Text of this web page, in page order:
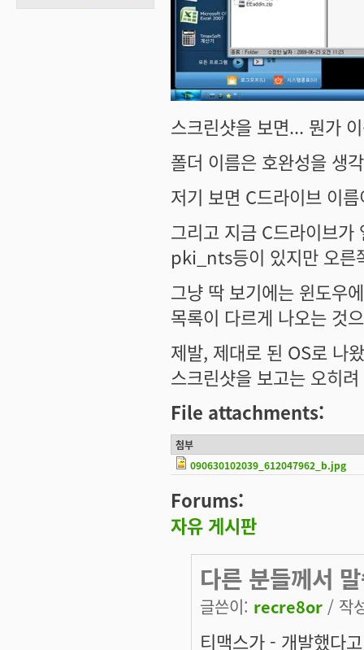
스크린샷을 보면... 뭔가
폴더 이름은 호완성을 생
저기 보면 C드라이브 이
그리고 지금 C드라이브
pki_nts등이 있지만 오른
그냥 딱 보기에는 윈도우
목록이 다르게 나오는 것
제발, 제대로 된 OS로 나
스크린샷을 보고는 오히
File attachments:
첨부
090630102039_612047962_b.jpg
Forums:
자유 게시판
다른 분들께서
글쓴이: recre8or / 작
티맥스가 - 개발했다